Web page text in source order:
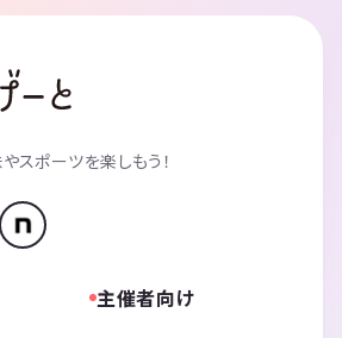
スポーツを楽しもう！
主催者向け